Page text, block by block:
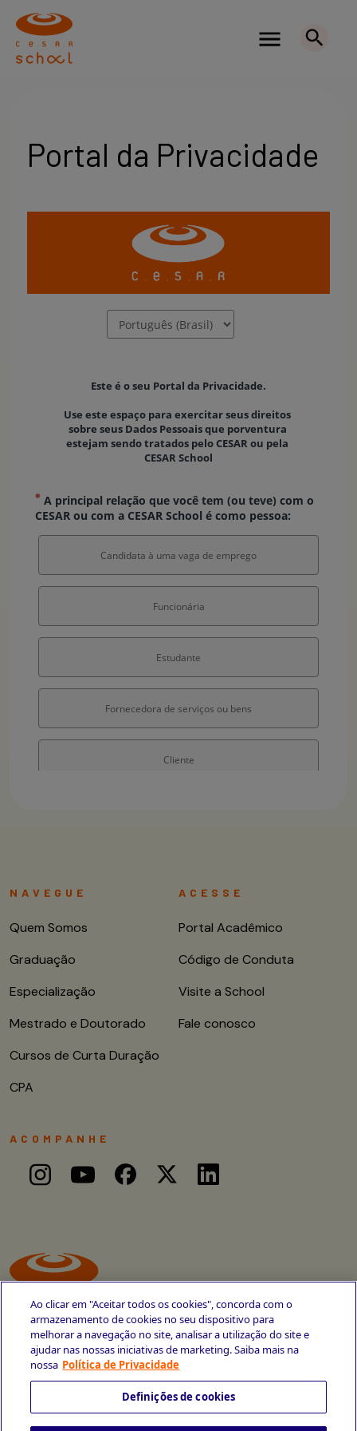
Portal da Privacidade
Avenida Cais do Apolo, 77
NAVEGUE
Quem Somos
Graduação
Especialização
Mestrado e Doutorado
Cursos de Curta Duração
CPA
ACESSE
Portal Acadêmico
Código de Conduta
Visite a School
Fale conosco
ACOMPANHE
Ao clicar em "Aceitar todos os cookies", concorda com o
armazenamento de cookies no seu dispositivo para
melhorar a navegação no site, analisar a utilização do site e
ajudar nas nossas iniciativas de marketing. Saiba mais na
nossa Política de Privacidade
Definições de cookies